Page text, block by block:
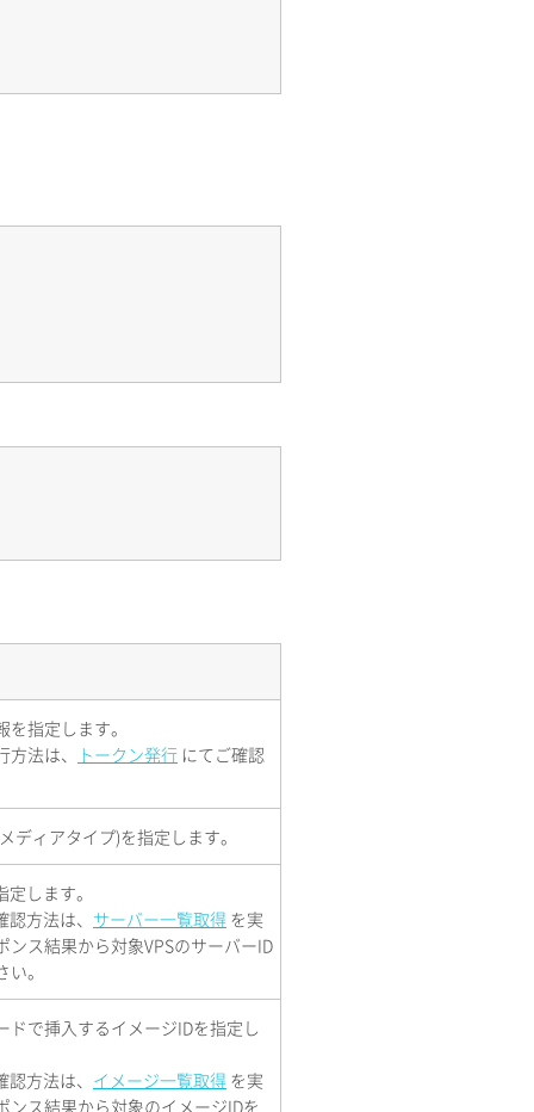
指定します。
法は、
トークン発行 にてご確認
ディアタイプ)を指定します。
します。
方法は、 サーバー一覧取得 を実
ンス結果から対象VPSのサーバーID
。
ドで挿入するイメージIDを指定し
方法は、 イメージ一覧取得 を実
ンス結果から対象のイメージIDを